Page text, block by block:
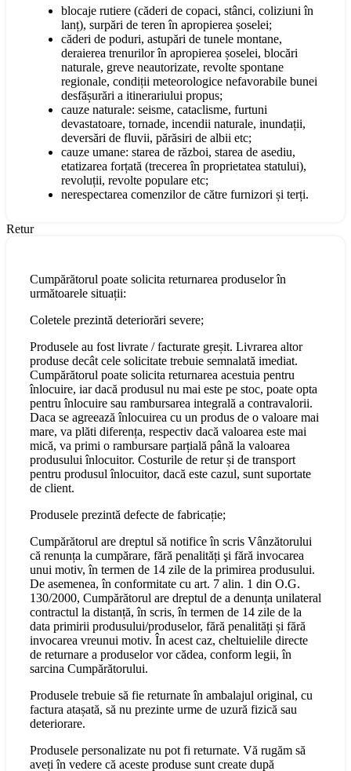
blocaje rutiere (căderi de copaci, stânci, coliziuni în
lanț), surpări de teren în apropierea șoselei;
căderi de poduri, astupări de tunele montane,
deraierea trenurilor în apropierea șoselei, blocări
naturale, greve neautorizate, revolte spontane
regionale, condiții meteorologice nefavorabile bunei
desfășurări a itinerariului propus;
cauze naturale: seisme, cataclisme, furtuni
devastatoare, tornade, incendii naturale, inundații,
deversări de fluvii, părăsiri de albii etc;
cauze umane: starea de război, starea de asediu,
etatizarea forțată (trecerea în proprietatea statului),
revoluții, revolte populare etc;
nerespectarea comenzilor de către furnizori și terți.
Retur
Cumpărătorul poate solicita returnarea produselor în
următoarele situații:
Coletele prezintă deteriorări severe;
Produsele au fost livrate / facturate greșit. Livrarea altor
produse decât cele solicitate trebuie semnalată imediat.
Cumpărătorul poate solicita returnarea acestuia pentru
înlocuire, iar dacă produsul nu mai este pe stoc, poate opta
pentru înlocuire sau rambursarea integrală a contravalorii.
Daca se agreează înlocuirea cu un produs de o valoare mai
mare, va plăti diferența, respectiv dacă valoarea este mai
mică, va primi o rambursare parțială până la valoarea
produsului înlocuitor. Costurile de retur și de transport
pentru produsul înlocuitor, dacă este cazul, sunt suportate
de client.
Produsele prezintă defecte de fabricație;
Cumpărătorul are dreptul să notifice în scris Vânzătorului
că renunța la cumpărare, fără penalități şi fără invocarea
unui motiv, în termen de 14 zile de la primirea produsului.
De asemenea, în conformitate cu art. 7 alin. 1 din O.G.
130/2000, Cumpărătorul are dreptul de a denunța unilateral
contractul la distanță, în scris, în termen de 14 zile de la
data primirii produsului/produselor, fără penalități și fără
invocarea vreunui motiv. În acest caz, cheltuielile directe
de returnare a produselor vor cădea, conform legii, în
sarcina Cumpărătorului.
Produsele trebuie să fie returnate în ambalajul original, cu
factura atașată, să nu prezinte urme de uzură fizică sau
deteriorare.
Produsele personalizate nu pot fi returnate. Vă rugăm să
aveți în vedere că aceste produse sunt create după